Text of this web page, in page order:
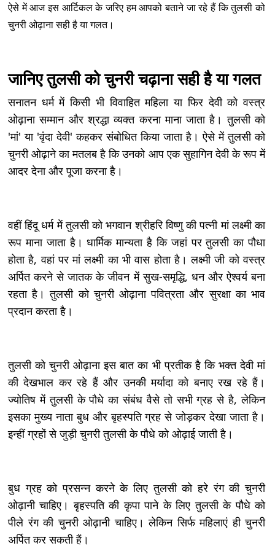
ऐसे में आज इस आर्टिकल के जरिए हम आपको बताने जा रहे हैं कि तुलसी को
चुनरी ओढ़ाना सही है या गलत।
जानिए तुलसी को चुनरी चढ़ाना सही है या गलत
सनातन धर्म में किसी भी विवाहित महिला या फिर देवी को वस्त्र
ओढ़ाना सम्मान और श्रद्धा व्यक्त करना माना जाता है। तुलसी को
'मां' या 'वृंदा देवी' कहकर संबोधित किया जाता है। ऐसे में तुलसी को
चुनरी ओढ़ाने का मतलब है कि उनको आप एक सुहागिन देवी के रूप में
आदर देना और पूजा करना है।
वहीं हिंदू धर्म में तुलसी को भगवान श्रीहरि विष्णु की पत्नी मां लक्ष्मी का
रूप माना जाता है। धार्मिक मान्यता है कि जहां पर तुलसी का पौधा
होता है, वहां पर मां लक्ष्मी का भी वास होता है। लक्ष्मी जी को वस्त्र
अर्पित करने से जातक के जीवन में सुख-समृद्धि, धन और ऐश्वर्य बना
रहता है। तुलसी को चुनरी ओढ़ाना पवित्रता और सुरक्षा का भाव
प्रदान करता है।
तुलसी को चुनरी ओढ़ाना इस बात का भी प्रतीक है कि भक्त देवी मां
की देखभाल कर रहे हैं और उनकी मर्यादा को बनाए रख रहे हैं।
ज्योतिष में तुलसी के पौधे का संबंध वैसे तो सभी ग्रह से है, लेकिन
इसका मुख्य नाता बुध और बृहस्पति ग्रह से जोड़कर देखा जाता है।
इन्हीं ग्रहों से जुड़ी चुनरी तुलसी के पौधे को ओढ़ाई जाती है।
बुध ग्रह को प्रसन्न करने के लिए तुलसी को हरे रंग की चुनरी
ओढ़ानी चाहिए। बृहस्पति की कृपा पाने के लिए तुलसी के पौधे को
पीले रंग की चुनरी ओढ़ानी चाहिए। लेकिन सिर्फ महिलाएं ही चुनरी
अर्पित कर सकती हैं।